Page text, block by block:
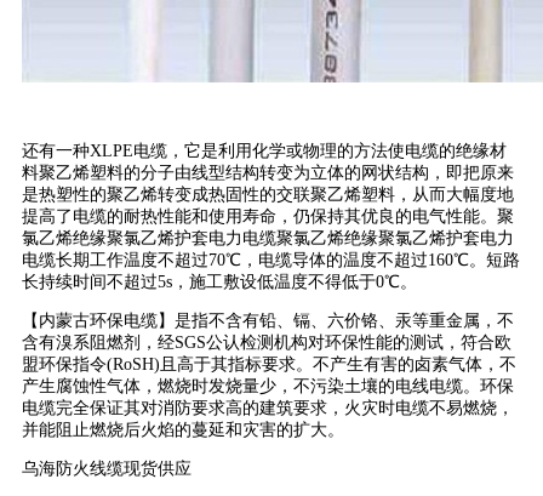
还有一种XLPE电缆，它是利用化学或物理的方法使电缆的绝缘材
料聚乙烯塑料的分子由线型结构转变为立体的网状结构，即把原来
是热塑性的聚乙烯转变成热固性的交联聚乙烯塑料，从而大幅度地
提高了电缆的耐热性能和使用寿命，仍保持其优良的电气性能。聚
氯乙烯绝缘聚氯乙烯护套电力电缆聚氯乙烯绝缘聚氯乙烯护套电力
电缆长期工作温度不超过70℃，电缆导体的温度不超过160℃。短路
长持续时间不超过5s，施工敷设低温度不得低于0℃。
【内蒙古环保电缆】是指不含有铅、镉、六价铬、汞等重金属，不
含有溴系阻燃剂，经SGS公认检测机构对环保性能的测试，符合欧
盟环保指令(RoSH)且高于其指标要求。不产生有害的卤素气体，不
产生腐蚀性气体，燃烧时发烧量少，不污染土壤的电线电缆。环保
电缆完全保证其对消防要求高的建筑要求，火灾时电缆不易燃烧，
并能阻止燃烧后火焰的蔓延和灾害的扩大。
乌海防火线缆现货供应